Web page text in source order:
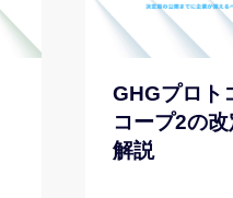
GHGプロト
コープ2の
解説